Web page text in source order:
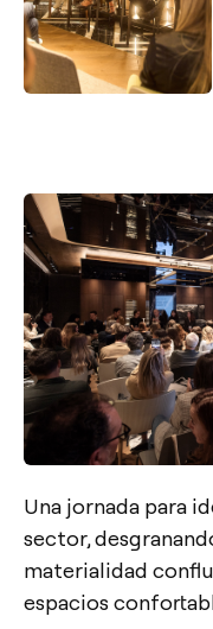
Una jornada para
sector,
materialidad
espacios